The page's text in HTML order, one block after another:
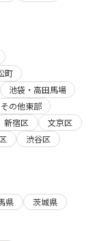
町
池袋・高田馬場
その他東部
新宿区
文京区
渋谷区
県
茨城県